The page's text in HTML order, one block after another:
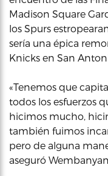
Madison Square
los Spurs
sería una épica
Knicks en San
«Tenemos que
todos los esfuerzos
hicimos mucho,
también fuimos
pero de alguna
aseguró